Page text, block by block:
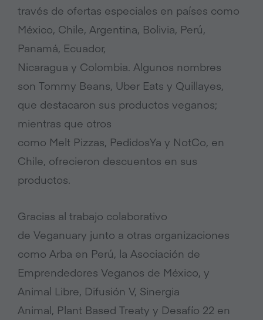
través de ofertas especiales en países como
México, Chile, Argentina, Bolivia, Perú,
Panamá, Ecuador,
Nicaragua y Colombia. Algunos nombres
son Tommy Beans, Uber Eats y Quillayes,
que destacaron sus productos veganos;
mientras que otros
como Melt Pizzas, PedidosYa y NotCo, en
Chile, ofrecieron descuentos en sus
productos.
Gracias al trabajo colaborativo
de Veganuary junto a otras organizaciones
como Arba en Perú, la Asociación de
Emprendedores Veganos de México, y
Animal Libre, Difusión V, Sinergia
Animal, Plant Based Treaty y Desafío 22 en